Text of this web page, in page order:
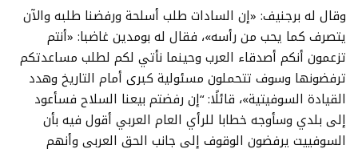
وقال له برجنيف: «إن السادات طلب أسلحة ورفضنا طلبه والآن
يتصرف كما يحب من رأسه»، فقال له بومدين غاضبا: «أنتم
تزعمون أنكم أصدقاء العرب وحينما نأتي لكم لطلب مساعدتكم
ترفضونها وسوف تتحملون مسئولية كبرى أمام التاريخ وهدد
القيادة السوفيتية»، قائلًا: “إن رفضتم بيعنا السلاح فسأعود
إلى بلدي وسأوجه خطابا للرأي العام العربي أقول فيه بأن
السوفييت يرفضون الوقوف إلى جانب الحق العربي وأنهم